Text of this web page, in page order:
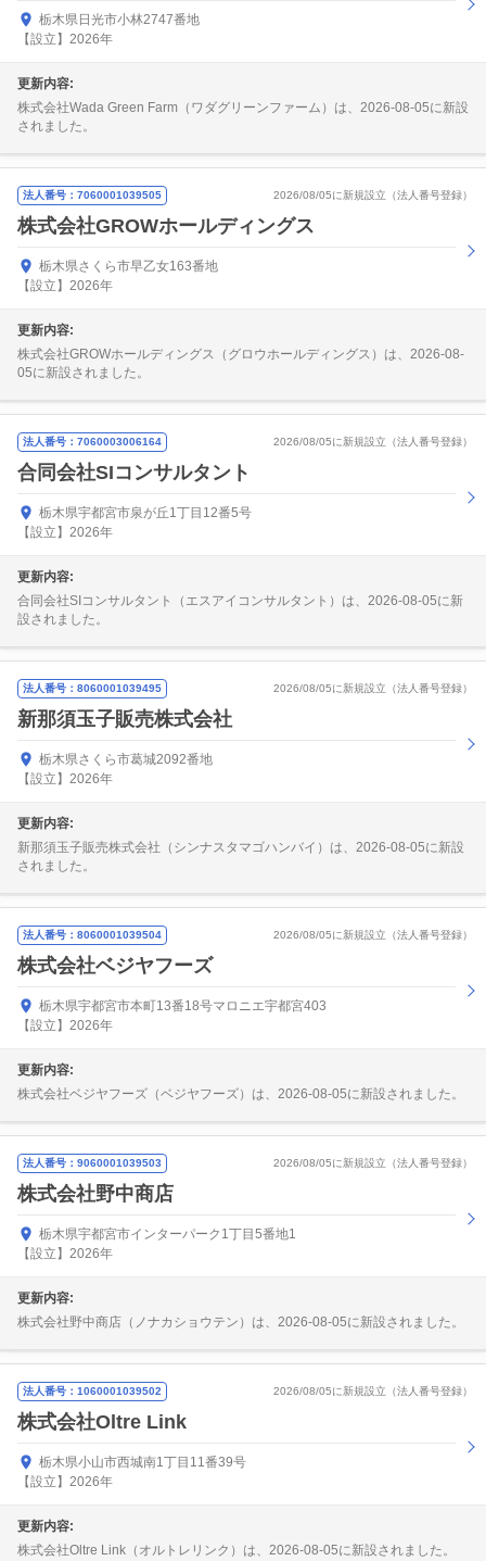
栃木県日光市小林2747番地
【設立】2026年
更新内容:
株式会社Wada Green Farm（ワダグリーンファーム）は、2026-08-05に新設
されました。
法人番号：7060001039505 2026/08/05に新規設立（法人番号登録）
株式会社GROWホールディングス
栃木県さくら市早乙女163番地
【設立】2026年
更新内容:
株式会社GROWホールディングス（グロウホールディングス）は、2026-08-
05に新設されました。
法人番号：7060003006164 2026/08/05に新規設立（法人番号登録）
合同会社SIコンサルタント
栃木県宇都宮市泉が丘1丁目12番5号
【設立】2026年
更新内容:
合同会社SIコンサルタント（エスアイコンサルタント）は、2026-08-05に新
設されました。
法人番号：8060001039495 2026/08/05に新規設立（法人番号登録）
新那須玉子販売株式会社
栃木県さくら市葛城2092番地
【設立】2026年
更新内容:
新那須玉子販売株式会社（シンナスタマゴハンバイ）は、2026-08-05に新設
されました。
法人番号：8060001039504 2026/08/05に新規設立（法人番号登録）
株式会社ベジヤフーズ
栃木県宇都宮市本町13番18号マロニエ宇都宮403
【設立】2026年
更新内容:
株式会社ベジヤフーズ（ベジヤフーズ）は、2026-08-05に新設されました。
法人番号：9060001039503 2026/08/05に新規設立（法人番号登録）
株式会社野中商店
栃木県宇都宮市インターパーク1丁目5番地1
【設立】2026年
更新内容:
株式会社野中商店（ノナカショウテン）は、2026-08-05に新設されました。
法人番号：1060001039502 2026/08/05に新規設立（法人番号登録）
株式会社Oltre Link
栃木県小山市西城南1丁目11番39号
【設立】2026年
更新内容:
株式会社Oltre Link（オルトレリンク）は、2026-08-05に新設されました。